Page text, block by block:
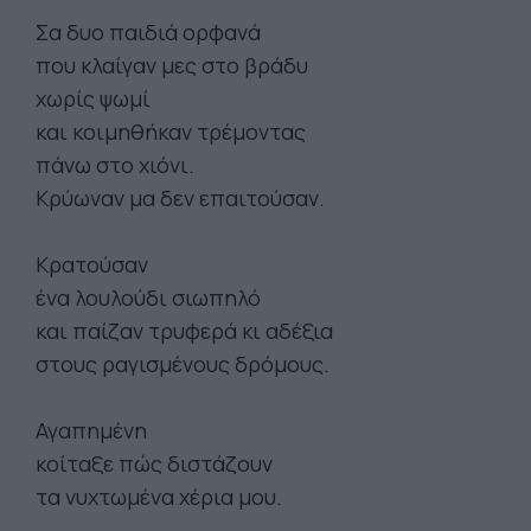
Σα δυο παιδιά ορφανά
που κλαίγαν μες στο βράδυ
χωρίς ψωμί
και κοιμηθήκαν τρέμοντας
πάνω στο χιόνι.
Κρύωναν μα δεν επαιτούσαν.
Κρατούσαν
ένα λουλούδι σιωπηλό
και παίζαν τρυφερά κι αδέξια
στους ραγισμένους δρόμους.
Αγαπημένη
κοίταξε πώς διστάζουν
τα νυχτωμένα χέρια μου.